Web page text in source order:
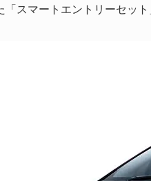
「スマートエントリーセット